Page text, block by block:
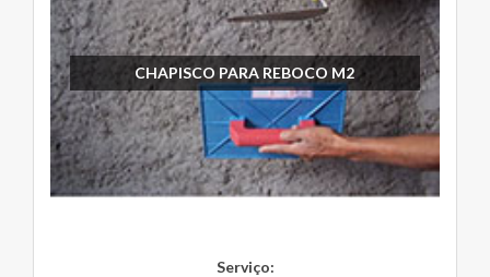
CHAPISCO PARA REBOCO M2
Serviço: